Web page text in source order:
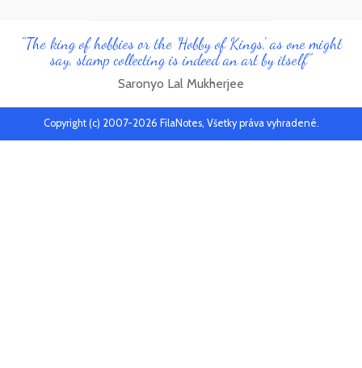
"The king of hobbies or the 'Hobby of Kings', as one might
say, stamp collecting is indeed an art by itself"
Saronyo Lal Mukherjee
Copyright (c) 2007-2026 FilaNotes, Všetky práva vyhradené.